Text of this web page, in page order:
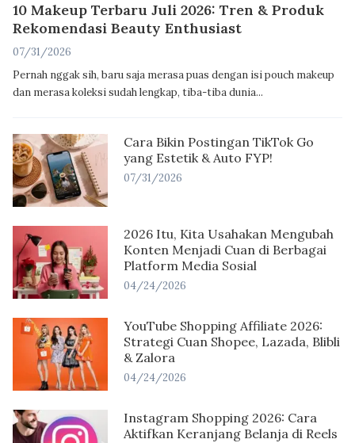
10 Makeup Terbaru Juli 2026: Tren & Produk
Rekomendasi Beauty Enthusiast
07/31/2026
Pernah nggak sih, baru saja merasa puas dengan isi pouch makeup
dan merasa koleksi sudah lengkap, tiba-tiba dunia...
Cara Bikin Postingan TikTok Go
yang Estetik & Auto FYP!
07/31/2026
2026 Itu, Kita Usahakan Mengubah
Konten Menjadi Cuan di Berbagai
Platform Media Sosial
04/24/2026
YouTube Shopping Affiliate 2026:
Strategi Cuan Shopee, Lazada, Blibli
& Zalora
04/24/2026
Instagram Shopping 2026: Cara
Aktifkan Keranjang Belanja di Reels